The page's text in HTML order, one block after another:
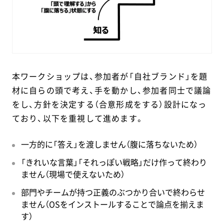
本ワークショップは、参加者が「自社ブランド」を題
材に自らの頭で考え、手を動かし、参加者同士で議論
をし、方針を決定する（合意形成をする）設計になっ
ており、以下を重視して進めます。
一方的に「答え」を渡しません（腹に落ちないため）
「きれいな言葉」「それっぽい戦略」だけ作って終わり
ません（現場で使えないため）
部門やチームが持つ正義のぶつかり合いで終わらせ
ません（OSをインストールすることで論点を揃えま
す）